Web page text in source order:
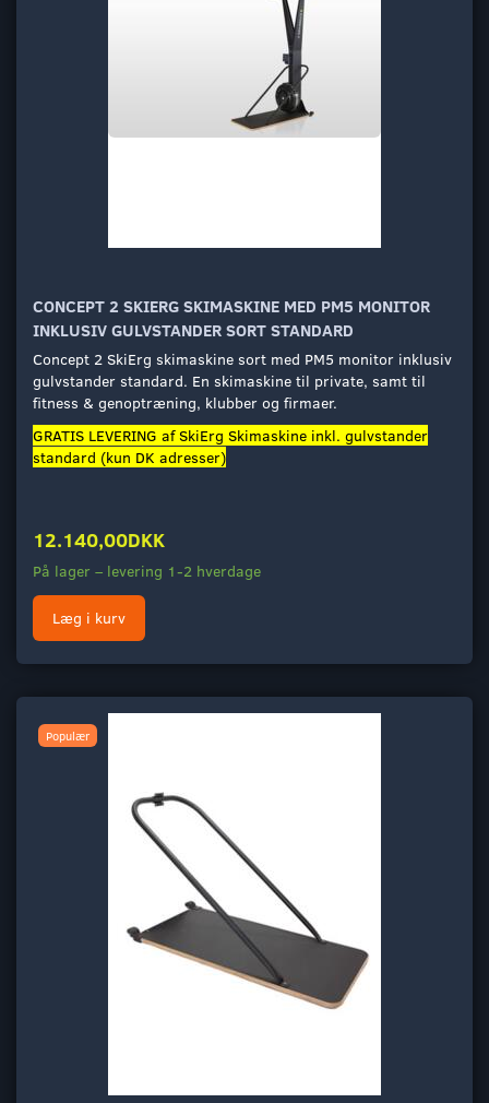
CONCEPT 2 SKIERG SKIMASKINE MED PM5 MONITOR
INKLUSIV GULVSTANDER SORT STANDARD
Concept 2 SkiErg skimaskine sort med PM5 monitor inklusiv
gulvstander standard. En skimaskine til private, samt til
fitness & genoptræning, klubber og firmaer.
GRATIS LEVERING af SkiErg Skimaskine inkl. gulvstander
standard (kun DK adresser)
12.140,00DKK
På lager – levering 1-2 hverdage
Læg i kurv
Populær